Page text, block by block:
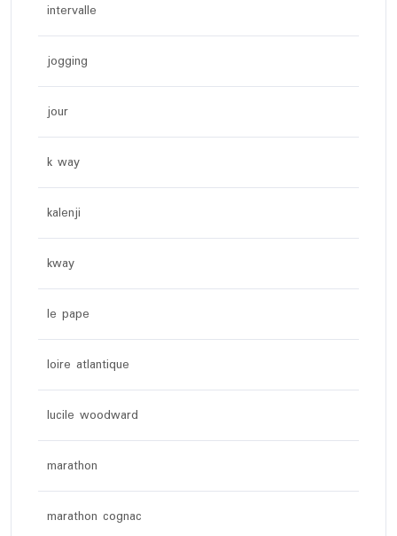
intervalle
jogging
jour
k way
kalenji
kway
le pape
loire atlantique
lucile woodward
marathon
marathon cognac